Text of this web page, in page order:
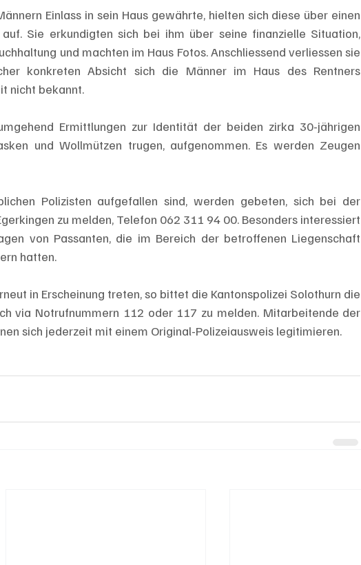
Einlass in sein Haus gewährte, hielten sich diese über einen
Sie erkundigten sich bei ihm über seine finanzielle Situation,
und machten im Haus Fotos. Anschliessend verliessen sie
konkreten Absicht sich die Männer im Haus des Rentners
nicht bekannt.
Ermittlungen zur Identität der beiden zirka 30-jährigen
und Wollmützen trugen, aufgenommen. Es werden Zeugen
Polizisten aufgefallen sind, werden gebeten, sich bei der
zu melden, Telefon 062 311 94 00. Besonders interessiert
von Passanten, die im Bereich der betroffenen Liegenschaft
hatten.
in Erscheinung treten, so bittet die Kantonspolizei Solothurn die
via Notrufnummern 112 oder 117 zu melden. Mitarbeitende der
sich jederzeit mit einem Original-Polizeiausweis legitimieren.